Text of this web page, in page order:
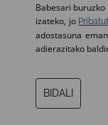
Babesari
izateko, jo
adostasuna
adierazitako
BIDALI